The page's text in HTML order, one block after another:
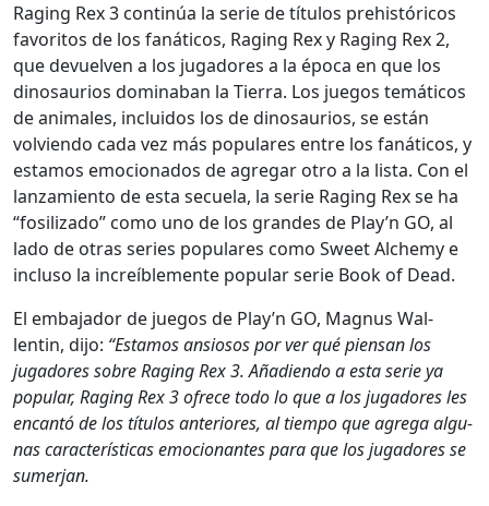
Rag­ing Rex 3 con­tinúa la serie de títu­los pre­históri­cos
favoritos de los fanáti­cos, Rag­ing Rex y Rag­ing Rex 2,
que devuel­ven a los jugadores a la época en que los
dinosaurios dom­ina­ban la Tier­ra. Los jue­gos temáti­cos
de ani­males, inclu­i­dos los de dinosaurios, se están
volvien­do cada vez más pop­u­lares entre los fanáti­cos, y
esta­mos emo­ciona­dos de agre­gar otro a la lista. Con el
lan­za­mien­to de esta secuela, la serie Rag­ing Rex se ha
“fos­iliza­do” como uno de los grandes de Play’n GO, al
lado de otras series pop­u­lares como Sweet Alche­my e
inclu­so la increíble­mente pop­u­lar serie Book of Dead.
El emba­jador de jue­gos de Play’n GO, Mag­nus Wal­
lentin, dijo: “Esta­mos ansiosos por ver qué pien­san los
jugadores sobre Rag­ing Rex 3. Aña­di­en­do a esta serie ya
pop­u­lar, Rag­ing Rex 3 ofrece todo lo que a los jugadores les
encan­tó de los títu­los ante­ri­ores, al tiem­po que agre­ga algu­
nas car­ac­terís­ti­cas emo­cio­nantes para que los jugadores se
sumer­jan.